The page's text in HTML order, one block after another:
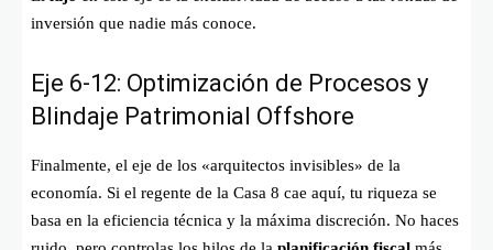
inversión que nadie más conoce.
Eje 6-12: Optimización de Procesos y
Blindaje Patrimonial Offshore
Finalmente, el eje de los «arquitectos invisibles» de la
economía. Si el regente de la Casa 8 cae aquí, tu riqueza se
basa en la eficiencia técnica y la máxima discreción. No haces